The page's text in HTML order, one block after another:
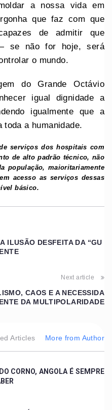
a nossa vida em
que faz com que
de admitir que
se não for hoje, será
o mundo.
do Grande Octávio
igual dignidade a
igualmente que a
toda a humanidade.
serviços dos hospitais com
de alto padrão técnico, não
população, maioritariamente
acesso as serviços dessas
básico.
ILUSÃO DESFEITA DA “GU
Next article
CAOS E A NECESSIDA
DA MULTIPOLARIDADE
Articles More from Author
CORNO, ANGOLA É SEMPRE